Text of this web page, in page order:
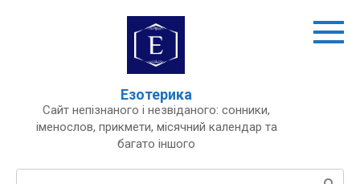
Езотерика
Сайт непізнаного і незвіданого: сонники,
іменослов, прикмети, місячний календар та
багато іншого
Пошук: